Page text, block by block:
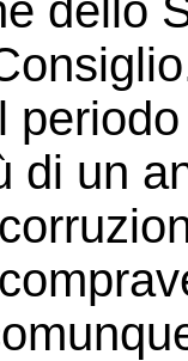
dello
di un